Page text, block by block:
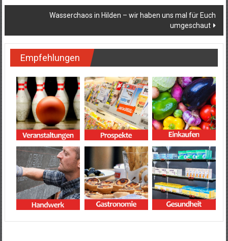
Wasserchaos in Hilden – wir haben uns mal für Euch
umgeschaut
Empfehlungen